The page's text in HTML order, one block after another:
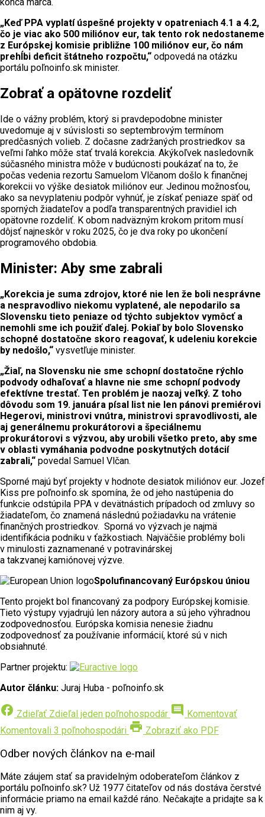
konca marca.
„Keď PPA vyplatí úspešné projekty v opatreniach 4.1 a 4.2,
čo je viac ako 500 miliónov eur, tak tento rok nedostaneme
z Európskej komisie približne 100 miliónov eur, čo nám
prehĺbi deficit štátneho rozpočtu,“ odpovedá na otázku
portálu poľnoinfo.sk minister.
Zobrať a opätovne rozdeliť
Ide o vážny problém, ktorý si pravdepodobne minister
uvedomuje aj v súvislosti so septembrovým termínom
predčasných volieb. Z dočasne zadržaných prostriedkov sa
veľmi ľahko môže stať trvalá korekcia. Akýkoľvek nasledovník
súčasného ministra môže v budúcnosti poukázať na to, že
počas vedenia rezortu Samuelom Vlčanom došlo k finančnej
korekcii vo výške desiatok miliónov eur. Jedinou možnosťou,
ako sa nevyplateniu podpôr vyhnúť, je získať peniaze späť od
sporných žiadateľov a podľa transparentných pravidiel ich
opätovne rozdeliť. K obom nadväzným krokom pritom musí
dôjsť najneskôr v roku 2025, čo je dva roky po ukončení
programového obdobia.
Minister: Aby sme zabrali
„Korekcia je suma zdrojov, ktoré nie len že boli nesprávne
a nespravodlivo niekomu vyplatené, ale nepodarilo sa
Slovensku tieto peniaze od týchto subjektov vymôcť a
nemohli sme ich použiť ďalej. Pokiaľ by bolo Slovensko
schopné dostatočne skoro reagovať, k udeleniu korekcie
by nedošlo,“ vysvetľuje minister.
„Žiaľ, na Slovensku nie sme schopní dostatočne rýchlo
podvody odhaľovať a hlavne nie sme schopní podvody
efektívne trestať. Ten problém je naozaj veľký. Z toho
dôvodu som 19. januára písal list nie len pánovi premiérovi
Hegerovi, ministrovi vnútra, ministrovi spravodlivosti, ale
aj generálnemu prokurátorovi a špeciálnemu
prokurátorovi s výzvou, aby urobili všetko preto, aby sme
v oblasti vymáhania podvodne poskytnutých dotácií
zabrali,“ povedal Samuel Vlčan.
Sporné majú byť projekty v hodnote desiatok miliónov eur. Jozef
Kiss pre poľnoinfo.sk spomína, že od jeho nastúpenia do
funkcie odstúpila PPA v devätnástich prípadoch od zmluvy so
žiadateľom, čo znamená následnú požiadavku na vrátenie
finančných prostriedkov. Sporná vo výzvach je najmä
identifikácia podniku v ťažkostiach. Najväčšie problémy boli
v minulosti zaznamenané v potravinárskej
a takzvanej kamiónovej výzve.
Spolufinancovaný Európskou úniou
Tento projekt bol financovaný za podpory Európskej komisie.
Tieto výstupy vyjadrujú len názory autora a sú jeho výhradnou
zodpovednosťou. Európska komisia nenesie žiadnu
zodpovednosť za používanie informácií, ktoré sú v nich
obsiahnuté.
Partner projektu:
Autor článku: Juraj Huba - poľnoinfo.sk
facebook Zdieľať Zdieľal jeden poľnohospodár comment Komentovať
Komentovali 3 poľnohospodári print Zobraziť ako PDF
Odber nových článkov na e-mail
Máte záujem stať sa pravidelným odoberateľom článkov z
portálu poľnoinfo.sk? Už 1977 čitateľov od nás dostáva čerstvé
informácie priamo na email každé ráno. Nečakajte a pridajte sa k
nim aj vy.